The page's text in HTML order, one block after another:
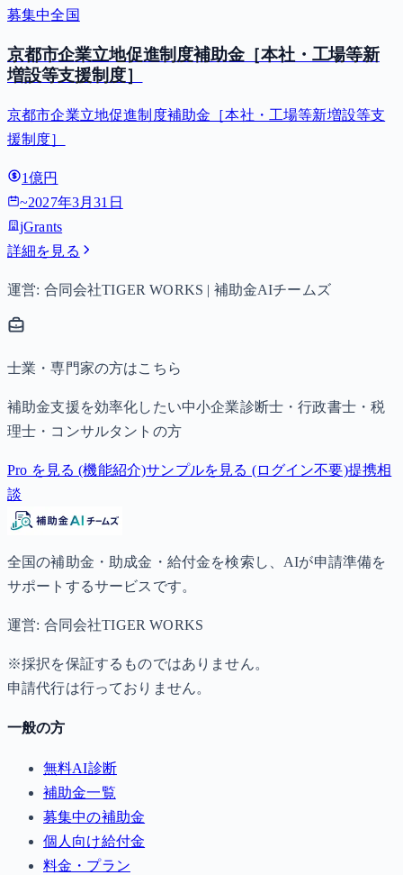
募集中全国
京都市企業立地促進制度補助金［本社・工場等新
増設等支援制度］
京都市企業立地促進制度補助金［本社・工場等新増設等支
援制度］
1億円
~2027年3月31日
jGrants
詳細を見る
運営: 合同会社TIGER WORKS | 補助金AIチームズ
士業・専門家の方はこちら
補助金支援を効率化したい中小企業診断士・行政書士・税
理士・コンサルタントの方
Pro を見る (機能紹介)サンプルを見る (ログイン不要)提携相
談
全国の補助金・助成金・給付金を検索し、AIが申請準備を
サポートするサービスです。
運営: 合同会社TIGER WORKS
※採択を保証するものではありません。
申請代行は行っておりません。
一般の方
無料AI診断
補助金一覧
募集中の補助金
個人向け給付金
料金・プラン